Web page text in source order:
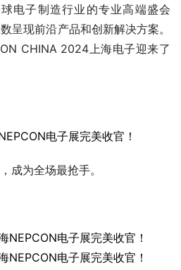
电子制造行业的专业高端盛会
呈现前沿产品和创新解决方案。
CHINA 2024上海电子迎来了
成为全场最抢手。